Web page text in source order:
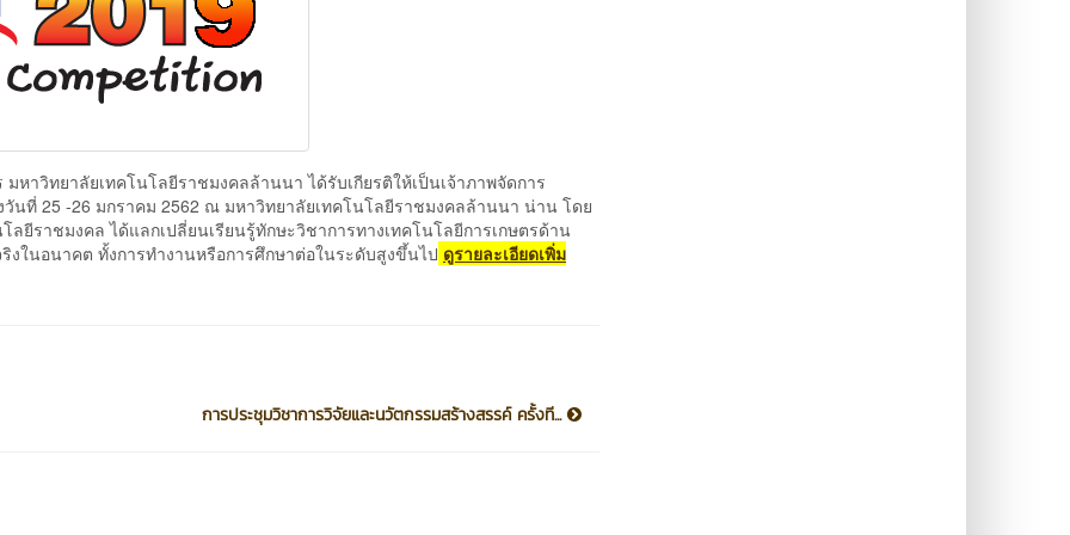
ลัยเทคโนโลยีราชมงคลล้านนา ได้รับเกียรติให้เป็นเจ้าภาพจัดการ
นที่ 25 -26 มกราคม 2562 ณ มหาวิทยาลัยเทคโนโลยีราชมงคลล้านนา น่าน โดย
ลยีราชมงคล ได้แลกเปลี่ยนเรียนรู้ทักษะวิชาการทางเทคโนโลยีการเกษตรด้าน
ในอนาคต ทั้งการทำงานหรือการศึกษาต่อในระดับสูงขึ้นไป ดูรายละเอียดเพิ่ม
การประชุมวิชาการวิจัยและนวัตกรรมสร้างสรรค์ ครั้งที...